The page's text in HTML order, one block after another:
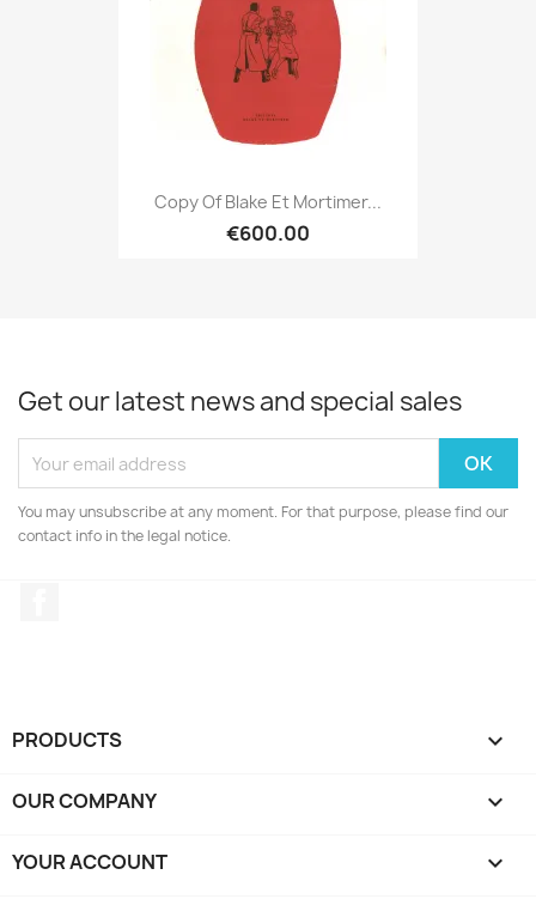
Copy Of Blake Et Mortimer...
€600.00
Get our latest news and special sales
You may unsubscribe at any moment. For that purpose, please find our
contact info in the legal notice.
PRODUCTS 
OUR COMPANY 
YOUR ACCOUNT 